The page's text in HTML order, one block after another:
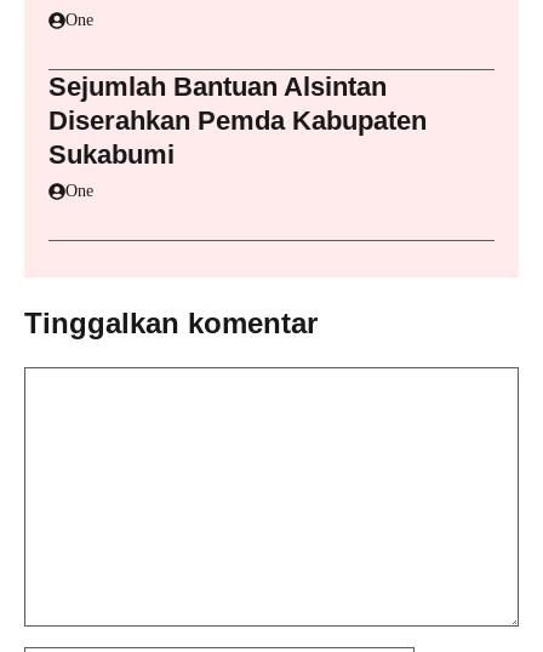
One
Sejumlah Bantuan Alsintan
Diserahkan Pemda Kabupaten
Sukabumi
One
Tinggalkan komentar